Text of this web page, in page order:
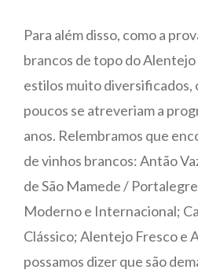
Para além disso, como a
brancos de topo do
estilos muito diversificados,
poucos se atreveriam a
anos. Relembramos que
de vinhos brancos: Antão
de São Mamede /
Moderno e Internacional;
Clássico; Alentejo Fresco e
possamos dizer que são